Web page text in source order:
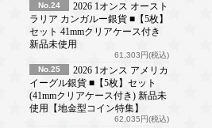
No.24
2026 1オンス オースト
ラリア カンガルー銀貨 ■【5枚】
セット 41mmクリアケース付き
新品未使用
61,303円(税込)
No.25
2026 1オンス アメリカ
イーグル銀貨 ■【5枚】セット
(41mmクリアケース付き) 新品未
使用【地金型コイン特集】
62,035円(税込)